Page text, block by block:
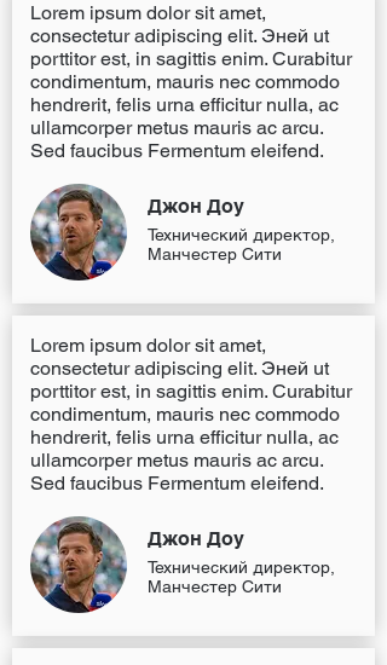
Lorem ipsum dolor sit amet,
consectetur adipiscing elit. Эней ut
porttitor est, in sagittis enim. Curabitur
condimentum, mauris nec commodo
hendrerit, felis urna efficitur nulla, ac
ullamcorper metus mauris ac arcu.
Sed faucibus Fermentum eleifend.
Джон Доу
Технический директор,
Манчестер Сити
Lorem ipsum dolor sit amet,
consectetur adipiscing elit. Эней ut
porttitor est, in sagittis enim. Curabitur
condimentum, mauris nec commodo
hendrerit, felis urna efficitur nulla, ac
ullamcorper metus mauris ac arcu.
Sed faucibus Fermentum eleifend.
Джон Доу
Технический директор,
Манчестер Сити